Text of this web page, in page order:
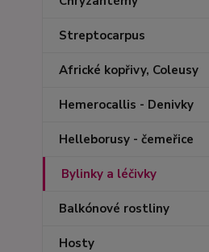
Streptocarpus
Africké kopřivy, Coleusy
Hemerocallis - Denivky
Helleborusy - čemeřice
Bylinky a léčivky
Balkónové rostliny
Hosty